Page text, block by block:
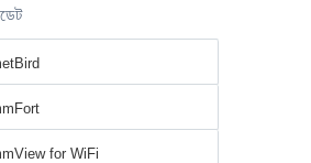
for WiFi